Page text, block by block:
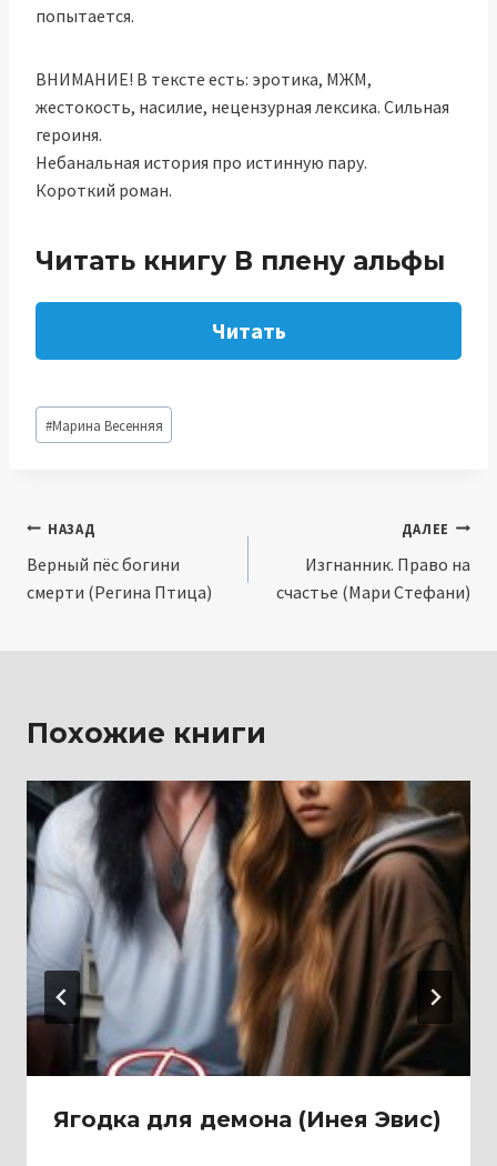
попытается.
ВНИМАНИЕ! В тексте есть: эротика, МЖМ,
жестокость, насилие, нецензурная лексика. Сильная
героиня.
Небанальная история про истинную пару.
Короткий роман.
Читать книгу В плену альфы
Читать
Метки
записи:
#Марина Весенняя
Навигация
по
НАЗАД
Верный пёс богини
смерти (Регина Птица)
ДАЛЕЕ
Изгнанник. Право на
счастье (Мари Стефани)
Похожие книги
Ягодка для демона (Инея Эвис)